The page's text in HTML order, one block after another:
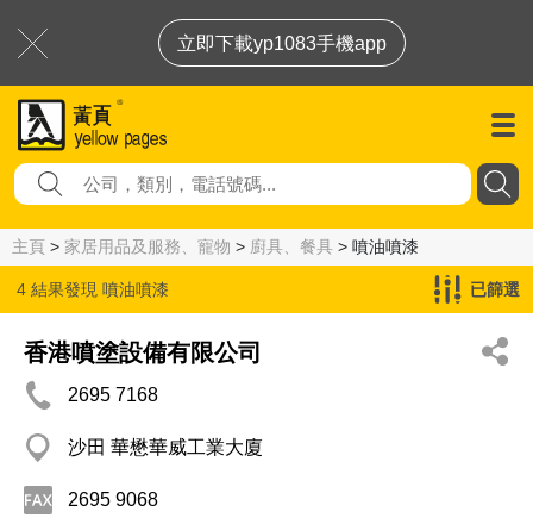
立即下載yp1083手機app
主頁 > 家居用品及服務、寵物 > 廚具、餐具 > 噴油噴漆
4 結果發現 噴油噴漆 已篩選
香港噴塗設備有限公司
2695 7168
沙田 華懋華威工業大廈
2695 9068